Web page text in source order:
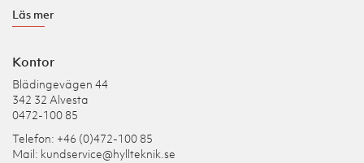
Läs mer
Kontor
Blädingevägen 44
342 32 Alvesta
0472-100 85
Telefon: +46 (0)472-100 85
Mail: kundservice@hyllteknik.se